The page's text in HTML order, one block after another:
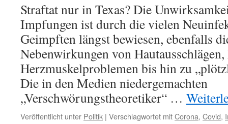
Straftat nur in Texas? Die
Impfungen ist durch die vielen
Geimpften längst bewiesen, ebenfalls
Nebenwirkungen von
Herzmuskelproblemen bis hin zu
Die in den Medien niedergemachten
„Verschwörungstheoretiker“ …
Veröffentlicht unter Politik | Verschlagwortet mitCorona, Covid,